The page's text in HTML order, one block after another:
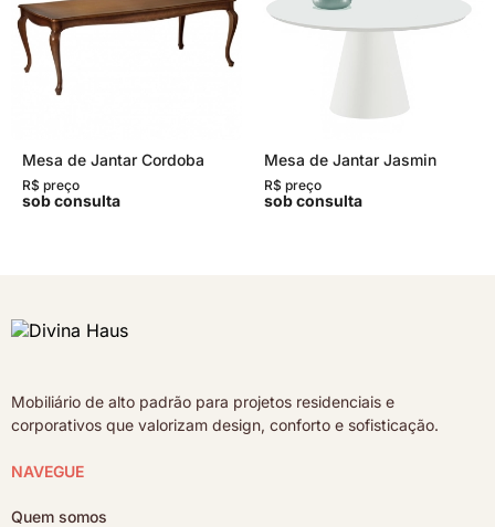
Mesa de Jantar Cordoba
R$ preço
sob consulta
Mesa de Jantar Jasmin
R$ preço
sob consulta
Mobiliário de alto padrão para projetos residenciais e
corporativos que valorizam design, conforto e sofisticação.
NAVEGUE
Quem somos